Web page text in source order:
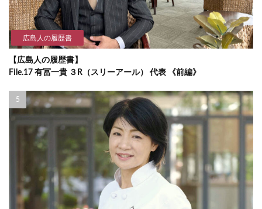
広島人の履歴書
【広島人の履歴書】
File.17 有冨一貴 ３R（スリーアール） 代表 《前編》